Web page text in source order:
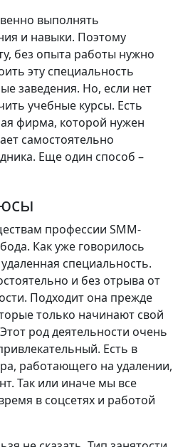
выполнять
и навыки. Поэтому
без опыта работы нужно
эту специальность
заведения. Но, если нет
учебные курсы. Есть
фирма, которой нужен
самостоятельно
Еще один способ –
профессии SMM-
Как уже говорилось
специальность.
и без отрыва от
Подходит она прежде
только начинают свой
род деятельности очень
Есть в
работающего на удалении,
Так или иначе мы все
в соцсетях и работой